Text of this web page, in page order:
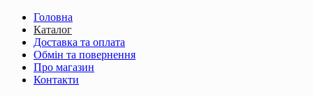
Головна
Каталог
Доставка та оплата
Обмін та повернення
Про магазин
Контакти